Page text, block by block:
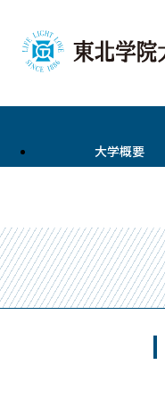
大学概要